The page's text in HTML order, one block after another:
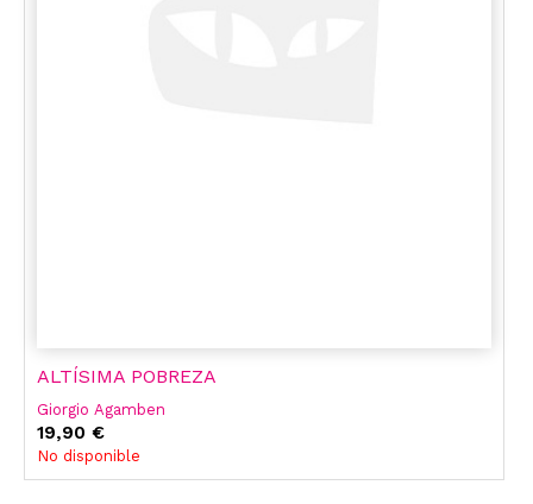
ALTÍSIMA POBREZA
Giorgio Agamben
19,90 €
No disponible